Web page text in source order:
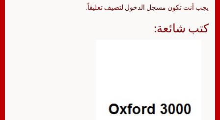
يجب أنت تكون مسجل الدخول لتضيف تعليقاً.
كتب شائعة: